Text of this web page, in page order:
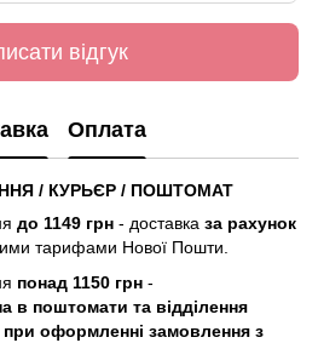
відгук
Оплата
/ КУРЬЄР / ПОШТОМАТ
до 1149 грн - доставка за рахунок
тарифами Нової Пошти.
понад 1150 грн -
в поштомати та відділення
при оформленні замовлення з